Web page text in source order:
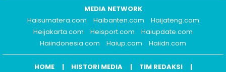
MEDIA NETWORK
Haisumatera.com
Haibanten.com
Haijateng.com
Heijakarta.com
Heisport.com
Haiupdate.com
Haiindonesia.com
Haiup.com Haiidn.com
HOME HISTORI MEDIA
TIM REDAKSI